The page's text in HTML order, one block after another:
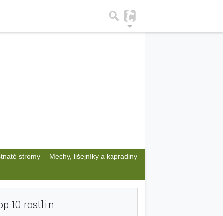
stromy Mechy, lišejníky a kapradiny
10 rostlin